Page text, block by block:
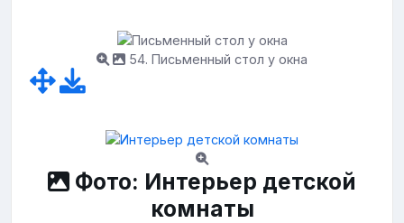
54. Письменный стол у окна
Фото: Интерьер детской
комнаты